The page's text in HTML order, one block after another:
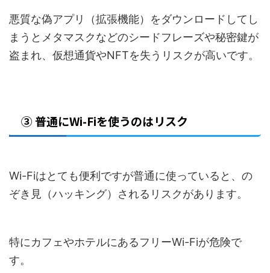
悪質な偽アプリ（拡張機能）をダウンロードしてし
まうとメタマスクなどのシードフレーズや秘密鍵が
盗まれ、仮想通貨やNFTを失うリスクが高いです。
③ 普通にWi-Fiを使うのはリスク
Wi-Fiはとても便利ですが普通に使っていると、の
ぞき見（ハッキング）されるリスクがあります。
特にカフェやホテルにあるフリーWi-Fiが危険で
す。